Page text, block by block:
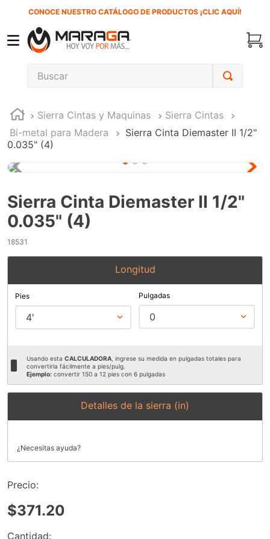
CONOCE NUESTRO CATÁLOGO DE PRODUCTOS ¡CLIC AQUÍ!
Buscar
Sierra Cintas y Maquinas
Sierra Cintas
Bi-metal para Madera
Sierra Cinta Diemaster II 1/2"
0.035" (4)
Sierra Cinta Diemaster II 1/2"
0.035" (4)
18531
Longitud
Pies
4'
Pulgadas
0
Usando esta CALCULADORA , ingrese su medida en pulgadas totales para
convertirla fácilmente a pies/pulg.
Ejemplo: convertir 150 a 12 pies con 6 pulgadas
Detalles de la sierra (in)
1/2 x .035
¿Necesitas ayuda?
1.
carbones
.
inversora
3.
interruptor
5.
sierra sable
8.
clavos
9.
ecoklean
10. ke500